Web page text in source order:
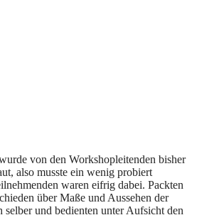
von den Workshopleitenden bisher
also musste ein wenig probiert
waren eifrig dabei. Packten
über Maße und Aussehen der
selber und bedienten unter Aufsicht den